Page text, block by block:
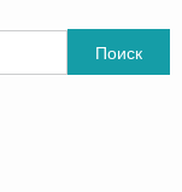
Поиск